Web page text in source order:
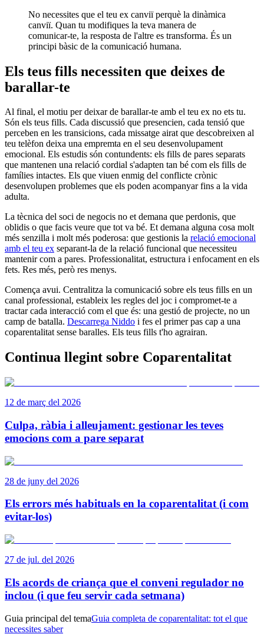
No necessites que el teu ex canviï perquè la dinàmica
canviï. Quan tu modifiques la teva manera de
comunicar-te, la resposta de l'altre es transforma. És un
principi bàsic de la comunicació humana.
Els teus fills necessiten que deixes de
barallar-te
Al final, el motiu per deixar de barallar-te amb el teu ex no ets tu.
Són els teus fills. Cada discussió que presencien, cada tensió que
perceben en les transicions, cada missatge airat que descobreixen al
teu telèfon deixa una empremta en el seu desenvolupament
emocional. Els estudis són contundents: els fills de pares separats
que mantenen una relació cordial s'adapten tan bé com els fills de
famílies intactes. Els que viuen enmig del conflicte crònic
desenvolupen problemes que els poden acompanyar fins a la vida
adulta.
La tècnica del soci de negocis no et demana que perdonis, que
oblidis o que facis veure que tot va bé. Et demana alguna cosa molt
més senzilla i molt més poderosa: que gestionis la relació emocional
amb el teu ex separant-la de la relació funcional que necessiteu
mantenir com a pares. Professionalitat, estructura i enfocament en els
fets. Res més, però res menys.
Comença avui. Centralitza la comunicació sobre els teus fills en un
canal professional, estableix les regles del joc i compromet-te a
tractar cada interacció com el que és: una gestió de projecte, no un
camp de batalla. Descarrega Niddo i fes el primer pas cap a una
coparentalitat sense baralles. Els teus fills t'ho agrairan.
Continua llegint sobre Coparentalitat
12 de març del 2026
Culpa, ràbia i alleujament: gestionar les teves
emocions com a pare separat
28 de juny del 2026
Els errors més habituals en la coparentalitat (i com
evitar-los)
27 de jul. del 2026
Els acords de criança que el conveni regulador no
inclou (i que feu servir cada setmana)
Guia principal del temaGuia completa de coparentalitat: tot el que
necessites saber